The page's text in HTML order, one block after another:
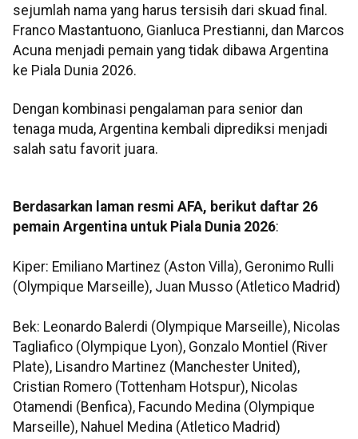
sejumlah nama yang harus tersisih dari skuad final.
Franco Mastantuono, Gianluca Prestianni, dan Marcos
Acuna menjadi pemain yang tidak dibawa Argentina
ke Piala Dunia 2026.
Dengan kombinasi pengalaman para senior dan
tenaga muda, Argentina kembali diprediksi menjadi
salah satu favorit juara.
Berdasarkan laman resmi AFA, berikut daftar 26
pemain Argentina untuk Piala Dunia 2026:
Kiper: Emiliano Martinez (Aston Villa), Geronimo Rulli
(Olympique Marseille), Juan Musso (Atletico Madrid)
Bek: Leonardo Balerdi (Olympique Marseille), Nicolas
Tagliafico (Olympique Lyon), Gonzalo Montiel (River
Plate), Lisandro Martinez (Manchester United),
Cristian Romero (Tottenham Hotspur), Nicolas
Otamendi (Benfica), Facundo Medina (Olympique
Marseille), Nahuel Medina (Atletico Madrid)